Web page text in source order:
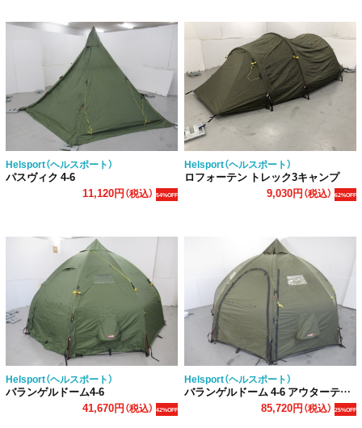
Helsport（ヘルスポート）
パスヴィク 4-6
11,120円（税込） 54%OFF
Helsport（ヘルスポート）
ロフォーテン トレック3キャンプ
9,030円（税込） 62%OFF
Helsport（ヘルスポート）
バランゲルドーム4-6
41,670円（税込） 42%OFF
Helsport（ヘルスポート）
バランゲルドーム 4-6 アウターテント+ポール
85,720円（税込） 25%OFF